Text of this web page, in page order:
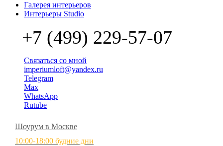
Галерея интерьеров
Интерьеры Studio
+7 (499) 229-57-07
Связаться со мной
imperiumloft@yandex.ru
Telegram
Max
WhatsApp
Rutube
Шоурум в Москве
10:00-18:00 будние дни